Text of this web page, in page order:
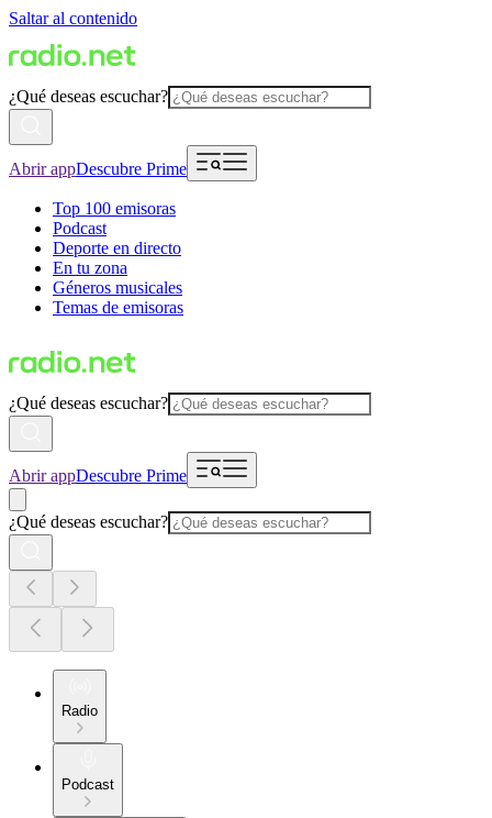
Saltar al contenido
¿Qué deseas escuchar?
Abrir appDescubre Prime
Top 100 emisoras
Podcast
Deporte en directo
En tu zona
Géneros musicales
Temas de emisoras
¿Qué deseas escuchar?
Abrir appDescubre Prime
¿Qué deseas escuchar?
Radio
Podcast